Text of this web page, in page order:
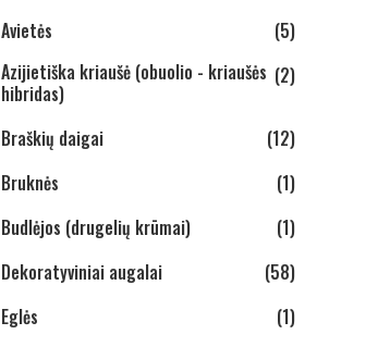
Avietės
(5)
Azijietiška kriaušė (obuolio - kriaušės
hibridas)
(2)
Braškių daigai
(12)
Bruknės
(1)
Budlėjos (drugelių krūmai)
(1)
Dekoratyviniai augalai
(58)
Eglės
(1)